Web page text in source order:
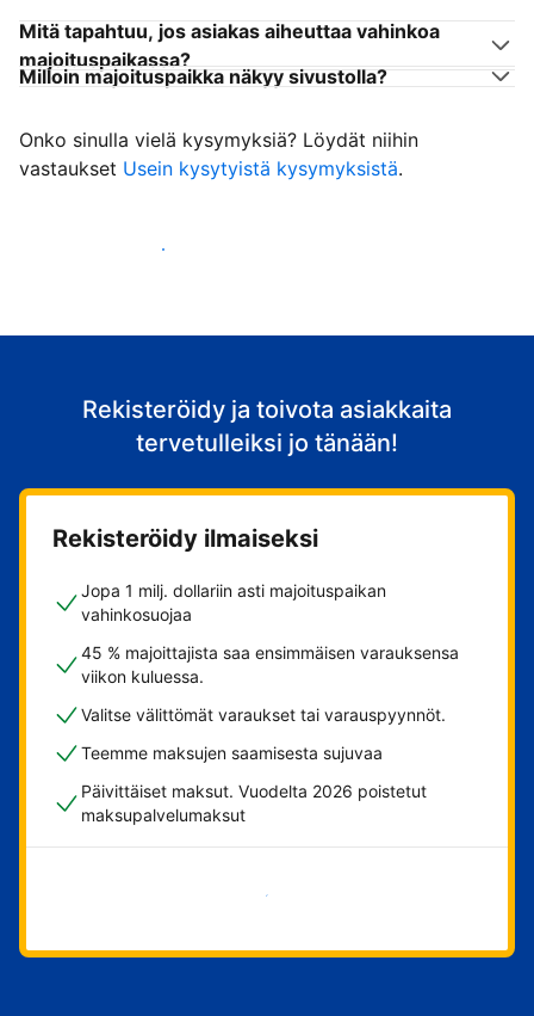
Mitä tapahtuu, jos asiakas aiheuttaa vahinkoa
majoituspaikassa?
Milloin majoituspaikka näkyy sivustolla?
Onko sinulla vielä kysymyksiä? Löydät niihin
vastaukset Usein kysytyistä kysymyksistä.
Ala vastaanottaa asiakkaita
Rekisteröidy ja toivota asiakkaita
tervetulleiksi jo tänään!
Rekisteröidy ilmaiseksi
Jopa 1 milj. dollariin asti majoituspaikan
vahinkosuojaa
45 % majoittajista saa ensimmäisen varauksensa
viikon kuluessa.
Valitse välittömät varaukset tai varauspyynnöt.
Teemme maksujen saamisesta sujuvaa
Päivittäiset maksut. Vuodelta 2026 poistetut
maksupalvelumaksut
Aloita nyt